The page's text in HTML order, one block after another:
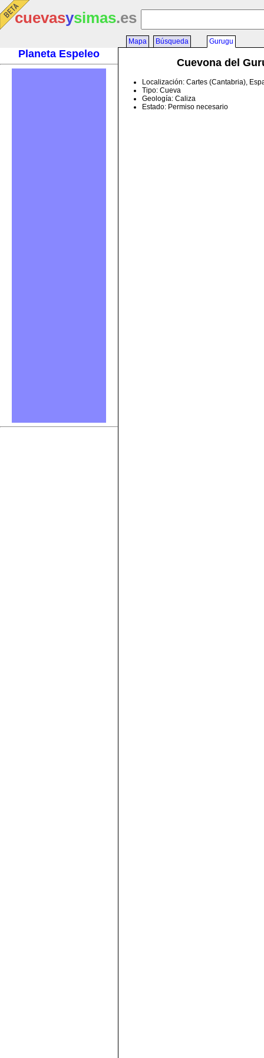
cuevasysimas.es
Planeta Espeleo
Mapa Búsqueda Gurugu
Cuevona del
Localización: Cartes (Cantabria),
Tipo: Cueva
Geología: Caliza
Estado: Permiso necesario